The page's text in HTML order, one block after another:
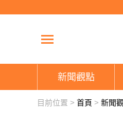
新聞觀點
目前位置 > 首頁 > 新聞